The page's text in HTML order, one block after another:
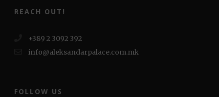
REACH OUT!
+389 2 3092 392
info@aleksandarpalace.com.mk
FOLLOW US